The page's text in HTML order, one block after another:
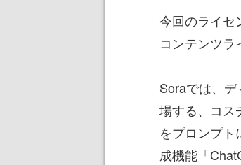
今回のライセ
コンテンツラ
Soraでは、
場する、コス
をプロンプ
成機能「